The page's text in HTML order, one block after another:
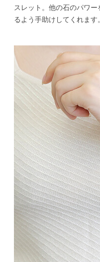
スレット。他の石のパワ
るよう手助けしてくれます